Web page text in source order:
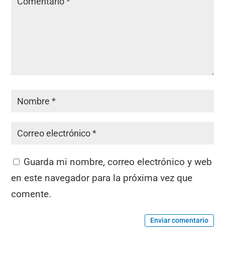
Guarda mi nombre, correo electrónico y web
en este navegador para la próxima vez que
comente.
Enviar comentario